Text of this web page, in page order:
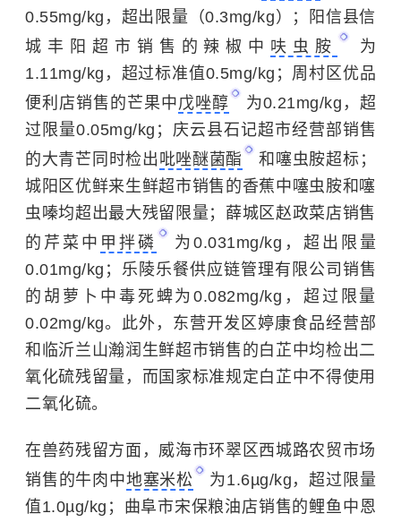
0.55mg/kg，超出限量（0.3mg/kg）；阳信县信
城丰阳超市销售的辣椒中 呋虫胺
为
1.11mg/kg，超过标准值0.5mg/kg；周村区优品
便利店销售的芒果中戊唑醇
为0.21mg/kg，超
过限量0.05mg/kg；庆云县石记超市经营部销售
的大青芒同时检出 吡唑醚菌酯
和噻虫胺超标；
城阳区优鲜来生鲜超市销售的香蕉中噻虫胺和噻
虫嗪均超出最大残留限量；薛城区赵政菜店销售
的芹菜中 甲拌磷
为0.031mg/kg，超出限量
0.01mg/kg；乐陵乐餐供应链管理有限公司销售
的胡萝卜中毒死蜱为0.082mg/kg，超过限量
0.02mg/kg。此外，东营开发区婷康食品经营部
和临沂兰山瀚润生鲜超市销售的白芷中均检出二
氧化硫残留量，而国家标准规定白芷中不得使用
二氧化硫。
在兽药残留方面，威海市环翠区西城路农贸市场
销售的牛肉中地塞米松
为1.6µg/kg，超过限量
值1.0µg/kg；曲阜市宋保粮油店销售的鲤鱼中恩